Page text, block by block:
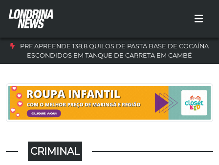
PRF APREENDE 138,8 QUILOS DE PASTA BASE DE COCAÍNA
ESCONDIDOS EM TANQUE DE CARRETA EM CAMBÉ
CRIMINAL